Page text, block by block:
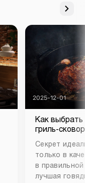
2025-12-01
Как выбрать
гриль-
Секрет
только в
в
лучшая